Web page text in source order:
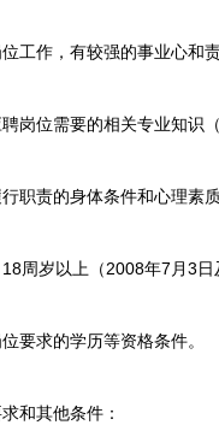
作，有较强的事业心和责
位需要的相关专业知识（
责的身体条件和心理素质,
岁以上（2008年7月3日
求的学历等资格条件。
其他条件：